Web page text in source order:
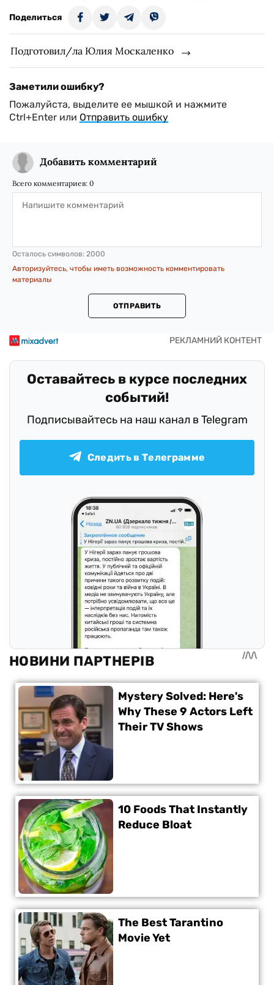
Поделиться
Подготовил/ла Юлия Москаленко
Заметили ошибку?
Пожалуйста, выделите ее мышкой и нажмите
Ctrl+Enter или Отправить ошибку
Добавить комментарий
Всего комментариев: 0
Осталось символов: 2000
Авторизуйтесь, чтобы иметь возможность комментировать
материалы
ОТПРАВИТЬ
Оставайтесь в курсе последних
событий!
Подписывайтесь на наш канал в Telegram
Следить в Телеграмме